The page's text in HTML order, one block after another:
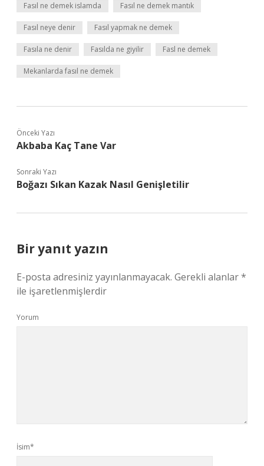
Fasıl ne demek islamda Fasıl ne demek mantık
Fasıl neye denir Fasıl yapmak ne demek
Fasıla ne denir Fasılda ne giyilir Fasl ne demek
Mekanlarda fasıl ne demek
Önceki Yazı
Akbaba Kaç Tane Var
Sonraki Yazı
Boğazı Sıkan Kazak Nasıl Genişletilir
Bir yanıt yazın
E-posta adresiniz yayınlanmayacak. Gerekli alanlar*
ile işaretlenmişlerdir
Yorum
İsim*